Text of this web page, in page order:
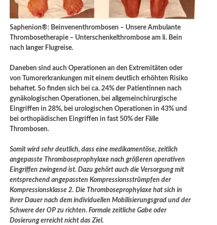
Saphenion®: Beinvenenthrombosen – Unsere Ambulante
Thrombosetherapie – Unterschenkelthrombose am li. Bein
nach langer Flugreise.
Daneben sind auch Operationen an den Extremitäten oder
von Tumorerkrankungen mit einem deutlich erhöhten Risiko
behaftet. So finden sich bei ca. 24% der Patientinnen nach
gynäkologischen Operationen, bei allgemeinchirurgische
Eingriffen in 28%, bei urologischen Operationen in 43% und
bei orthopädischen Eingriffen in fast 50% der Fälle
Thrombosen.
Somit wird sehr deutlich, dass eine medikamentöse, zeitlich
angepasste Thromboseprophylaxe nach größeren operativen
Eingriffen zwingend ist. Dazu gehört auch die Versorgung mit
entsprechend angepassten Kompressionsstrümpfen der
Kompressionsklasse 2. Die Thromboseprophylaxe hat sich in
ihrer Dauer nach dem individuellen Mobilisierungsgrad und der
Schwere der OP zu richten. Formale zeitliche Gabe oder
Dosierung erreicht nicht das Ziel.